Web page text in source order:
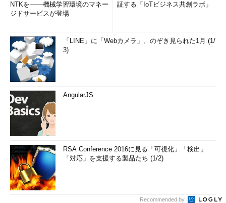
NTKを――機械学習環境のマネー
ジドサービスが登場
証する「IoTビジネス共創ラボ」
「LINE」に「Webカメラ」、のぞき見られた1月 (1/
3)
AngularJS
RSA Conference 2016に見る「可視化」「検出」
「対応」を支援する製品たち (1/2)
Recommended by